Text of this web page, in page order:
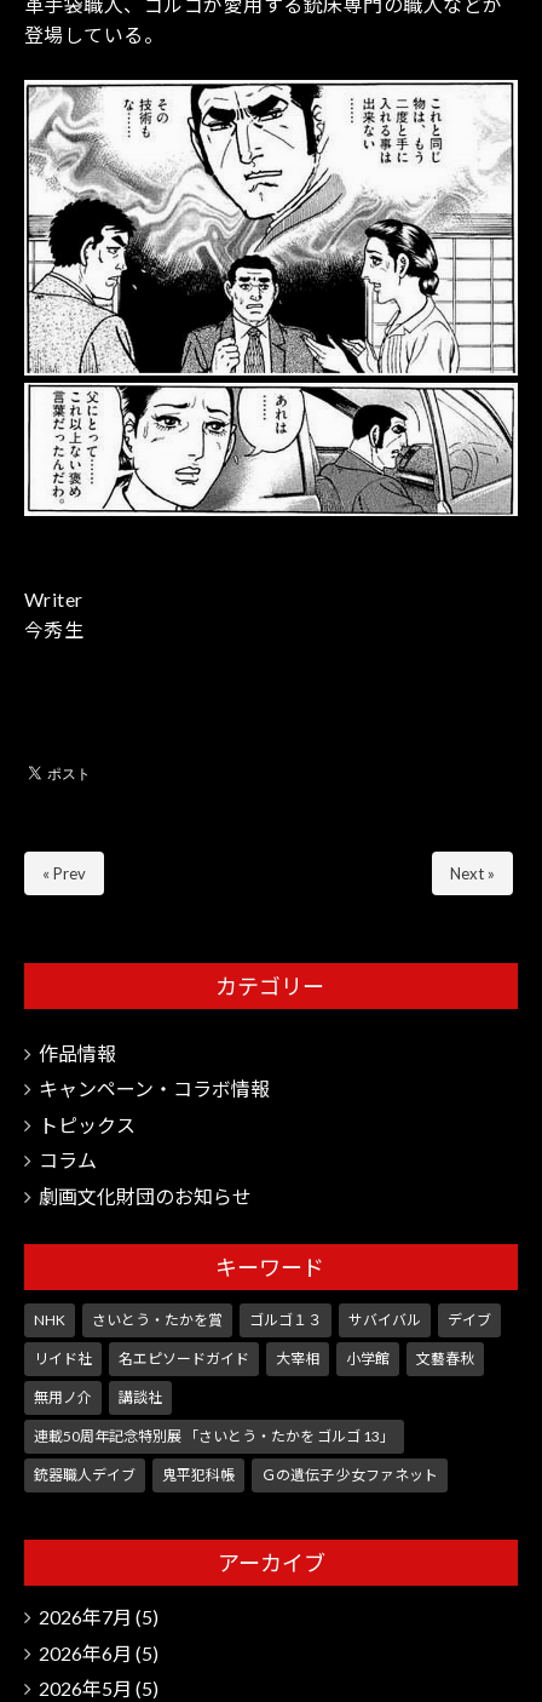
登場している。
Writer
今秀生
« Prev Next »
カテゴリー
作品情報
キャンペーン・コラボ情報
トピックス
コラム
劇画文化財団のお知らせ
キーワード
NHK さいとう・たかを賞 ゴルゴ１３ サバイバル デイブ
リイド社 名エピソードガイド 大宰相 小学館 文藝春秋
無用ノ介 講談社
連載50周年記念特別展 「さいとう・たかを ゴルゴ 13」
銃器職人デイブ 鬼平犯科帳 Ｇの遺伝子 少女ファネット
アーカイブ
2026年7月 (5)
2026年6月 (5)
2026年5月 (5)